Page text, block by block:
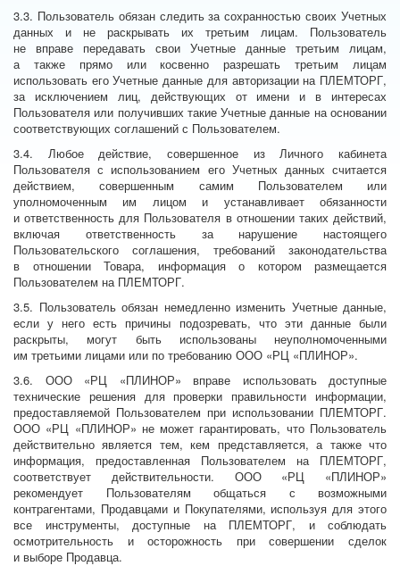
3.3. Пользователь обязан следить за сохранностью своих Учетных
данных и не раскрывать их третьим лицам. Пользователь
не вправе передавать свои Учетные данные третьим лицам,
а также прямо или косвенно разрешать третьим лицам
использовать его Учетные данные для авторизации на ПЛЕМТОРГ,
за исключением лиц, действующих от имени и в интересах
Пользователя или получивших такие Учетные данные на основании
соответствующих соглашений с Пользователем.
3.4. Любое действие, совершенное из Личного кабинета
Пользователя с использованием его Учетных данных считается
действием, совершенным самим Пользователем или
уполномоченным им лицом и устанавливает обязанности
и ответственность для Пользователя в отношении таких действий,
включая ответственность за нарушение настоящего
Пользовательского соглашения, требований законодательства
в отношении Товара, информация о котором размещается
Пользователем на ПЛЕМТОРГ.
3.5. Пользователь обязан немедленно изменить Учетные данные,
если у него есть причины подозревать, что эти данные были
раскрыты, могут быть использованы неуполномоченными
им третьими лицами или по требованию ООО «РЦ «ПЛИНОР».
3.6. ООО «РЦ «ПЛИНОР» вправе использовать доступные
технические решения для проверки правильности информации,
предоставляемой Пользователем при использовании ПЛЕМТОРГ.
ООО «РЦ «ПЛИНОР» не может гарантировать, что Пользователь
действительно является тем, кем представляется, а также что
информация, предоставленная Пользователем на ПЛЕМТОРГ,
соответствует действительности. ООО «РЦ «ПЛИНОР»
рекомендует Пользователям общаться с возможными
контрагентами, Продавцами и Покупателями, используя для этого
все инструменты, доступные на ПЛЕМТОРГ, и соблюдать
осмотрительность и осторожность при совершении сделок
и выборе Продавца.